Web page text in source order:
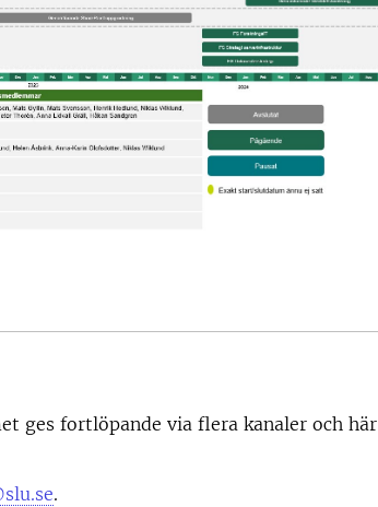
ges fortlöpande via flera kanaler och här
.